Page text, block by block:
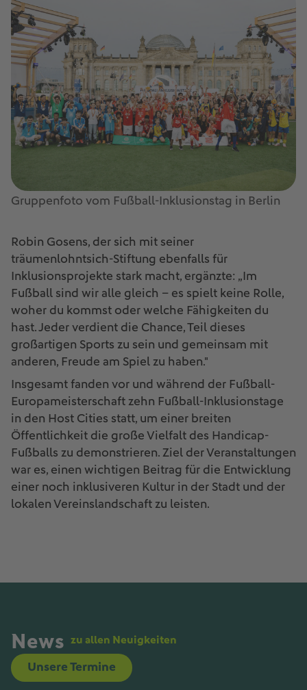
Gruppenfoto vom Fußball-Inklusionstag in Berlin
Robin Gosens, der sich mit seiner
träumenlohntsich-Stiftung ebenfalls für
Inklusionsprojekte stark macht, ergänzte: „Im
Fußball sind wir alle gleich – es spielt keine Rolle,
woher du kommst oder welche Fähigkeiten du
hast. Jeder verdient die Chance, Teil dieses
großartigen Sports zu sein und gemeinsam mit
anderen, Freude am Spiel zu haben."
Insgesamt fanden vor und während der Fußball-
Europameisterschaft zehn Fußball-Inklusionstage
in den Host Cities statt, um einer breiten
Öffentlichkeit die große Vielfalt des Handicap-
Fußballs zu demonstrieren. Ziel der Veranstaltungen
war es, einen wichtigen Beitrag für die Entwicklung
einer noch inklusiveren Kultur in der Stadt und der
lokalen Vereinslandschaft zu leisten.
News zu allen Neuigkeiten
Unsere Termine